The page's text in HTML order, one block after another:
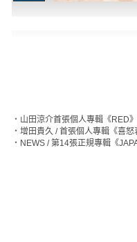
‧ 山田涼介首張個人專輯《RED
‧ 增田貴久 / 首張個人專輯《喜怒
‧ NEWS / 第14張正規專輯《